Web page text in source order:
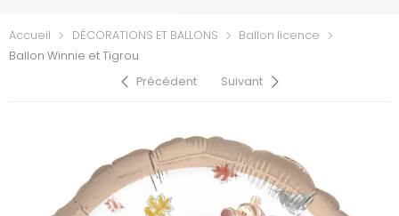
Accueil DÉCORATIONS ET BALLONS
Ballon licence
Ballon Winnie et Tigrou
Précédent
Suivant